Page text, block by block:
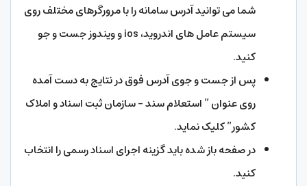
شما می توانید آدرس سامانه را با مرورگرهای مختلف روی
سیستم عامل های اندروید، ios و ویندوز جست و جو
کنید.
پس از جست و جوی آدرس فوق در نتایج به دست آمده
روی عنوان ” استعلام سند – سازمان ثبت اسناد و املاک
کشور” کلیک نماید.
در صفحه باز شده باید گزینه اجرای اسناد رسمی را انتخاب
کنید.